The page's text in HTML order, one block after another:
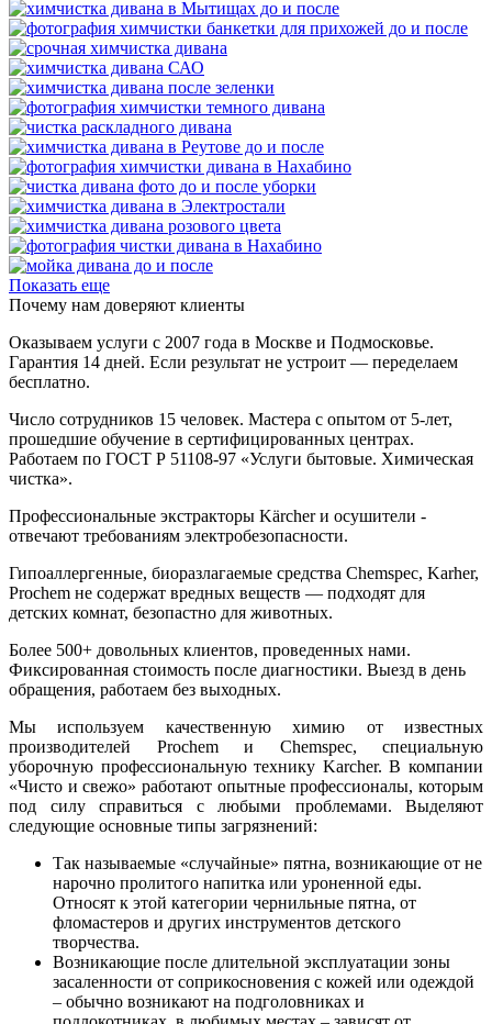
Показать еще
Почему нам доверяют клиенты
Оказываем услуги с 2007 года в Москве и Подмосковье.
Гарантия 14 дней. Если результат не устроит — переделаем
бесплатно.
Число сотрудников 15 человек. Мастера с опытом от 5-лет,
прошедшие обучение в сертифицированных центрах.
Работаем по ГОСТ Р 51108‑97 «Услуги бытовые. Химическая
чистка».
Профессиональные экстракторы Kärcher и осушители -
отвечают требованиям электробезопасности.
Гипоаллергенные, биоразлагаемые средства Chemspec, Karher,
Prochem не содержат вредных веществ — подходят для
детских комнат, безопастно для животных.
Более 500+ довольных клиентов, проведенных нами.
Фиксированная стоимость после диагностики. Выезд в день
обращения, работаем без выходных.
Мы используем качественную химию от известных
производителей Prochem и Chemspec, специальную
уборочную профессиональную технику Karcher. В компании
«Чисто и свежо» работают опытные профессионалы, которым
под силу справиться с любыми проблемами. Выделяют
следующие основные типы загрязнений:
Так называемые «случайные» пятна, возникающие от не
нарочно пролитого напитка или уроненной еды.
Относят к этой категории чернильные пятна, от
фломастеров и других инструментов детского
творчества.
Возникающие после длительной эксплуатации зоны
засаленности от соприкосновения с кожей или одеждой
– обычно возникают на подголовниках и